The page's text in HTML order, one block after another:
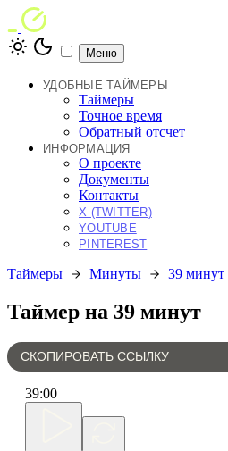
Меню
УДОБНЫЕ ТАЙМЕРЫ
Таймеры
Точное время
Обратный отсчет
ИНФОРМАЦИЯ
О проекте
Документы
Контакты
X (TWITTER)
YOUTUBE
PINTEREST
Таймеры Минуты 39 минут
Таймер на 39 минут
СКОПИРОВАТЬ ССЫЛКУ
39:00